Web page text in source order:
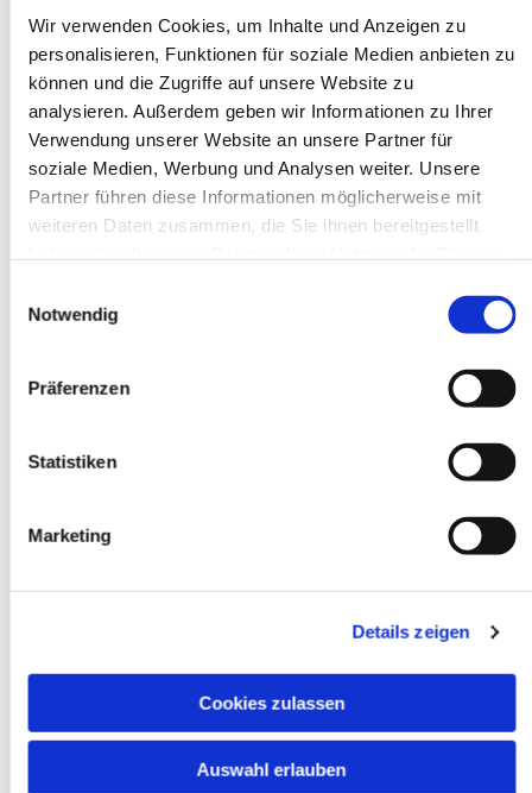
Wir verwenden Cookies, um Inhalte und Anzeigen zu
personalisieren, Funktionen für soziale Medien anbieten zu
können und die Zugriffe auf unsere Website zu
analysieren. Außerdem geben wir Informationen zu Ihrer
Verwendung unserer Website an unsere Partner für
soziale Medien, Werbung und Analysen weiter. Unsere
Partner führen diese Informationen möglicherweise mit
weiteren Daten zusammen, die Sie ihnen bereitgestellt
Notwendig
Präferenzen
Statistiken
Marketing
Details zeigen
Cookies zulassen
Auswahl erlauben